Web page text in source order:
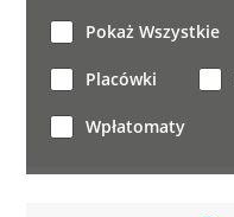
Pokaż Wszystkie
Placówki
Wpłatomaty